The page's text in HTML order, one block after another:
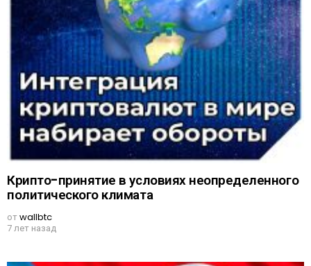
Крипто-принятие в условиях неопределенного
политического климата
отwallbtc
7 лет назад